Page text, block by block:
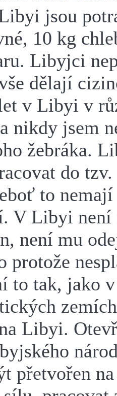
jsou
10 kg
Libyjci
dělají
v Libyi v
nikdy jsem
žebráka.
do
to nemají
V Libyi není
není mu
protože
to tak, jako
Libyi.
přetvořen